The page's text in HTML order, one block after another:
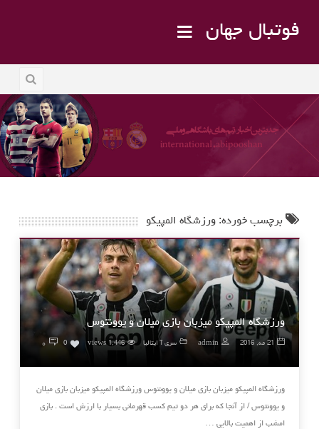
فوتبال جهان
برچسب خورده: ورزشگاه المپیکو
ورزشگاه المپیکو میزبان بازی میلان و یوونتوس
21 مه, 2016 admin سری آ ایتالیا 1,446 views
0 ۰
ورزشگاه المپیکو میزبان بازی میلان و یوونتوس ورزشگاه المپیکو میزبان بازی میلان
و یوونتوس / از آنجا که برای هر دو تیم کسب قهرمانی بسیار با ارزش است . بازی
امشب از اهمیت بالایی …